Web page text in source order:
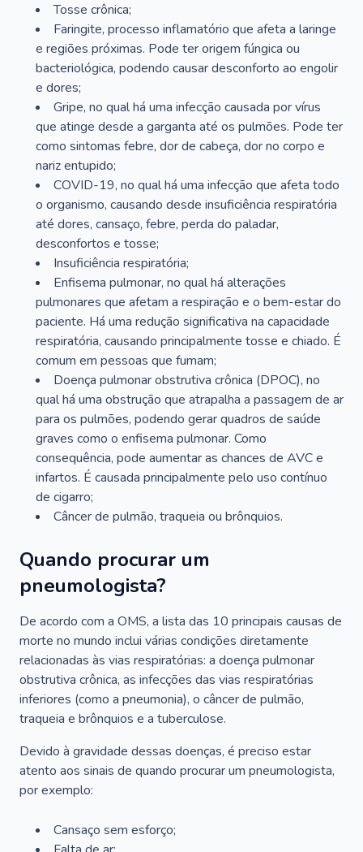
Tosse crônica;
Faringite, processo inflamatório que afeta a laringe
e regiões próximas. Pode ter origem fúngica ou
bacteriológica, podendo causar desconforto ao engolir
e dores;
Gripe, no qual há uma infecção causada por vírus
que atinge desde a garganta até os pulmões. Pode ter
como sintomas febre, dor de cabeça, dor no corpo e
nariz entupido;
COVID-19, no qual há uma infecção que afeta todo
o organismo, causando desde insuficiência respiratória
até dores, cansaço, febre, perda do paladar,
desconfortos e tosse;
Insuficiência respiratória;
Enfisema pulmonar, no qual há alterações
pulmonares que afetam a respiração e o bem-estar do
paciente. Há uma redução significativa na capacidade
respiratória, causando principalmente tosse e chiado. É
comum em pessoas que fumam;
Doença pulmonar obstrutiva crônica (DPOC), no
qual há uma obstrução que atrapalha a passagem de ar
para os pulmões, podendo gerar quadros de saúde
graves como o enfisema pulmonar. Como
consequência, pode aumentar as chances de AVC e
infartos. É causada principalmente pelo uso contínuo
de cigarro;
Câncer de pulmão, traqueia ou brônquios.
Quando procurar um
pneumologista?
De acordo com a OMS, a lista das 10 principais causas de
morte no mundo inclui várias condições diretamente
relacionadas às vias respiratórias: a doença pulmonar
obstrutiva crônica, as infecções das vias respiratórias
inferiores (como a pneumonia), o câncer de pulmão,
traqueia e brônquios e a tuberculose.
Devido à gravidade dessas doenças, é preciso estar
atento aos sinais de quando procurar um pneumologista,
por exemplo:
Cansaço sem esforço;